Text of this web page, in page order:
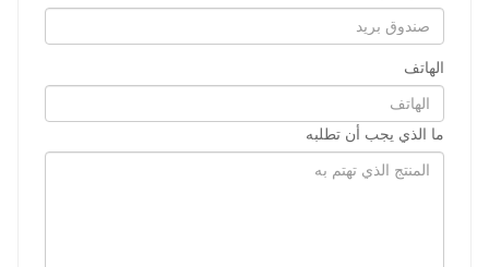
الهاتف
ما الذي يجب أن تطلبه